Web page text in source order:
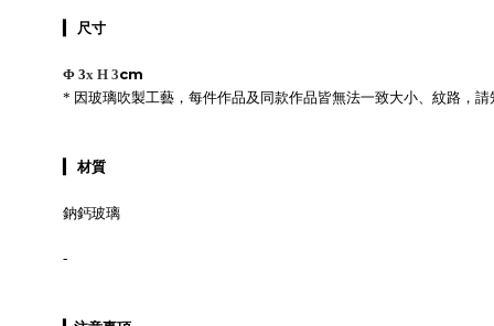
尺寸
Φ 3x H 3cm
* 因玻璃吹製工藝，每件作品及同款作品皆無法一致大小、紋路，請
材質
鈉鈣玻璃
-